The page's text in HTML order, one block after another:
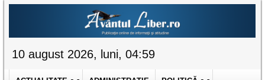
10 august 2026, luni, 04:59